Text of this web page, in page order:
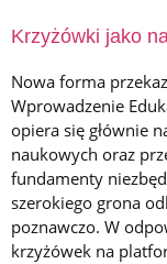
Krzyżówki jako
Nowa forma
Wprowadzenie
opiera się głównie
naukowych oraz
fundamenty
szerokiego grona
poznawczo. W
krzyżówek na